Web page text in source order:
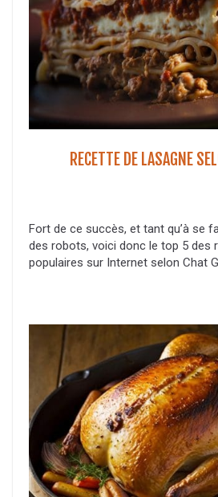
RECETTE DE LASAGNE
Fort de ce succès, et tant qu’à se
des robots, voici donc le top 5 des
populaires sur Internet selon Chat